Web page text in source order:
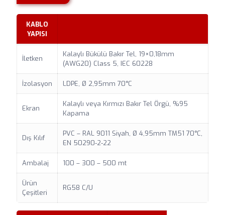
KABLO
YAPISI
İletken
Kalaylı Bükülü Bakır Tel, 19×0,18mm
(AWG20) Class 5, IEC 60228
İzolasyon LDPE, Ø 2,95mm 70°C
Ekran
Kalaylı veya Kırmızı Bakır Tel Örgü, %95
Kapama
Dış Kılıf
PVC – RAL 9011 Siyah, Ø 4,95mm TM51 70°C,
EN 50290-2-22
Ambalaj 100 – 300 – 500 mt
Ürün
Çeşitleri
RG58 C/U